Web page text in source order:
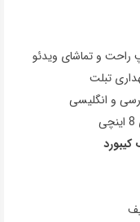
راحت و تماشای ویدئو
تبلت
و انگلیسی
کیبورد